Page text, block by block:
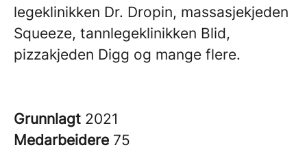
legeklinikken Dr. Dropin, massasjekjeden
Squeeze, tannlegeklinikken Blid,
pizzakjeden Digg og mange flere.
Grunnlagt 2021
Medarbeidere 75